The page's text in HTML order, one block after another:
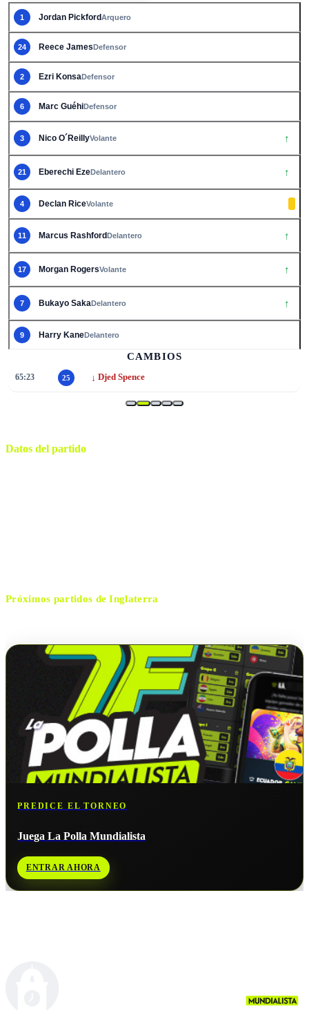
1 Jordan PickfordArquero
24 Reece JamesDefensor
2 Ezri KonsaDefensor
6 Marc GuéhiDefensor
3 Nico O´ReillyVolante ↑
21 Eberechi EzeDelantero ↑
4 Declan RiceVolante
11 Marcus RashfordDelantero ↑
17 Morgan RogersVolante ↑
7 Bukayo SakaDelantero ↑
9 Harry KaneDelantero
CAMBIOS
72:51 8 ↓ Elliot Anderson
Datos del partido
Próximos partidos deInglaterra
PREDICE EL TORNEO
Juega La Polla Mundialista
ENTRAR AHORA